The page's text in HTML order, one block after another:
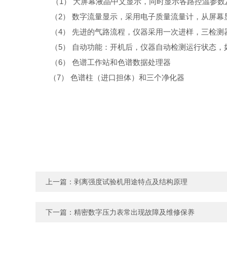
（2） 数字流量显示，采用电子质量流量计，从屏
（4） 先进的气路流程，仪器采用一次进样，三检测
（5） 自动功能：开机后，仪器自动检测运行状态，
（6） 色谱工作站和色谱数据处理器
（7） 色谱柱（进口担体）和三个净化器
上一篇： 剥离强度试验机用途特点及结构原理
下一篇： 精密数字压力表常出现故障及维修保养